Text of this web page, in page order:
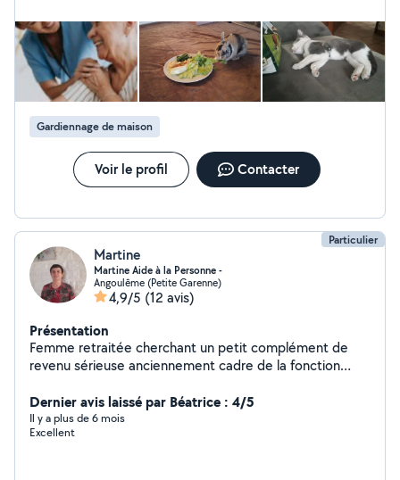
Gardiennage de maison
Voir le profil Contacter
Particulier
Martine
Martine Aide à la Personne -
Angoulême (Petite Garenne)
4,9/5 (12 avis)
Présentation
Femme retraitée cherchant un petit complément de
revenu sérieuse anciennement cadre de la fonction
administratifs, secrétariat, aide juridique, garde animaux
, baby sitting, sorties véhiculées, livraison de courses,
heures de ménage, nettoyage.
Dernier avis laissé par Béatrice : 4/5
Il y a plus de 6 mois
Excellent